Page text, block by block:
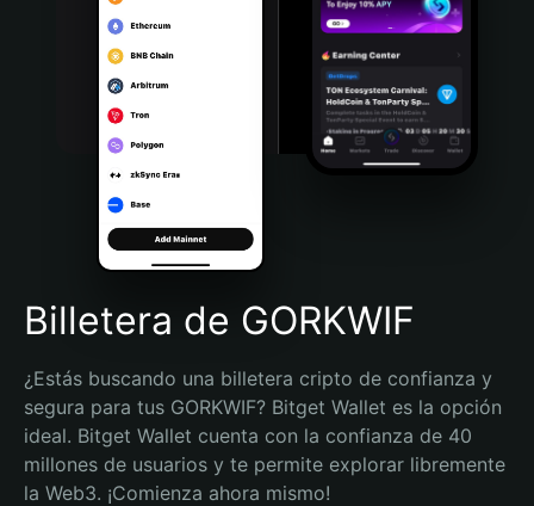
Português (Portugal)
Bahasa Indonesia
Português (Brasil)
Español (Argentina)
Billetera de GORKWIF
¿Estás buscando una billetera cripto de confianza y
segura para tus GORKWIF? Bitget Wallet es la opción
ideal. Bitget Wallet cuenta con la confianza de 40
millones de usuarios y te permite explorar libremente
la Web3. ¡Comienza ahora mismo!